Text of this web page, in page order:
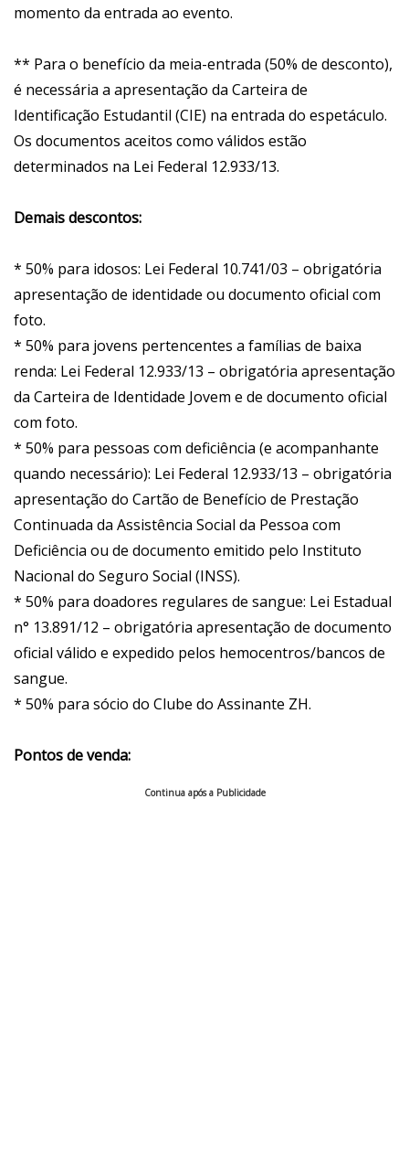
momento da entrada ao evento.
** Para o benefício da meia-entrada (50% de desconto),
é necessária a apresentação da Carteira de
Identificação Estudantil (CIE) na entrada do espetáculo.
Os documentos aceitos como válidos estão
determinados na Lei Federal 12.933/13.
Demais descontos:
* 50% para idosos: Lei Federal 10.741/03 – obrigatória
apresentação de identidade ou documento oficial com
foto.
* 50% para jovens pertencentes a famílias de baixa
renda: Lei Federal 12.933/13 – obrigatória apresentação
da Carteira de Identidade Jovem e de documento oficial
com foto.
* 50% para pessoas com deficiência (e acompanhante
quando necessário): Lei Federal 12.933/13 – obrigatória
apresentação do Cartão de Benefício de Prestação
Continuada da Assistência Social da Pessoa com
Deficiência ou de documento emitido pelo Instituto
Nacional do Seguro Social (INSS).
* 50% para doadores regulares de sangue: Lei Estadual
n° 13.891/12 – obrigatória apresentação de documento
oficial válido e expedido pelos hemocentros/bancos de
sangue.
* 50% para sócio do Clube do Assinante ZH.
Pontos de venda:
Continua após a Publicidade